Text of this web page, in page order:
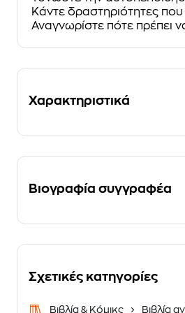
Κάντε δραστηριότητες
Αναγνωρίστε πότε πρέπει
Χαρακτηριστικά
Βιογραφία συγγραφέα
Σχετικές κατηγορίες
Βιβλία & Κόμικς Βιβλία